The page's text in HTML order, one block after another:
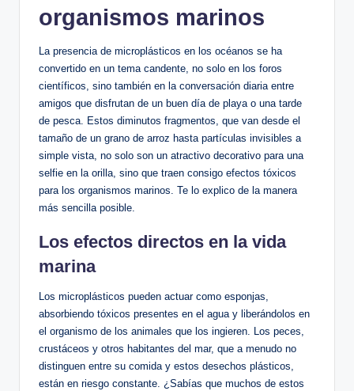
organismos marinos
La presencia de microplásticos en los océanos se ha
convertido en un tema candente, no solo en los foros
científicos, sino también en la conversación diaria entre
amigos que disfrutan de un buen día de playa o una tarde
de pesca. Estos diminutos fragmentos, que van desde el
tamaño de un grano de arroz hasta partículas invisibles a
simple vista, no solo son un atractivo decorativo para una
selfie en la orilla, sino que traen consigo efectos tóxicos
para los organismos marinos. Te lo explico de la manera
más sencilla posible.
Los efectos directos en la vida
marina
Los microplásticos pueden actuar como esponjas,
absorbiendo tóxicos presentes en el agua y liberándolos en
el organismo de los animales que los ingieren. Los peces,
crustáceos y otros habitantes del mar, que a menudo no
distinguen entre su comida y estos desechos plásticos,
están en riesgo constante. ¿Sabías que muchos de estos